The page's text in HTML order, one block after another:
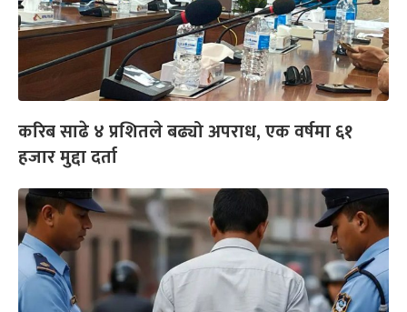
करिब साढे ४ प्रशितले बढ्यो अपराध, एक वर्षमा ६१
हजार मुद्दा दर्ता